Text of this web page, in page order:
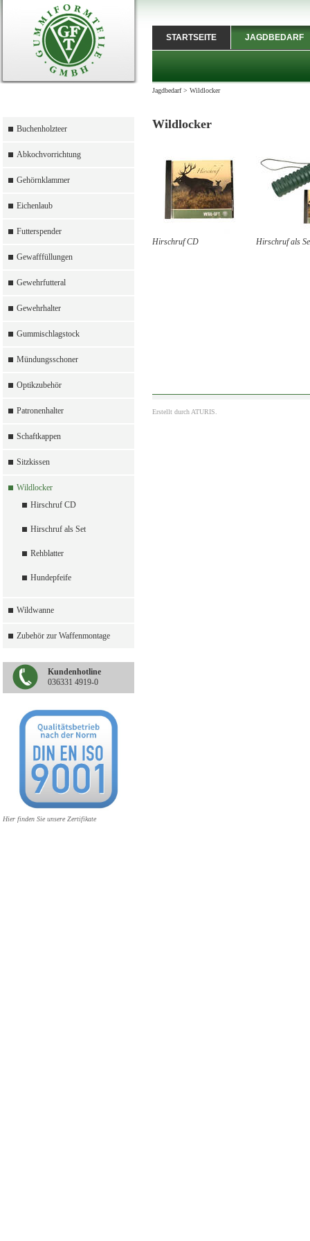
Buchenholzteer
Abkochvorrichtung
Gehörnklammer
Eichenlaub
Futterspender
Gewafffüllungen
Gewehrfutteral
Gewehrhalter
Gummischlagstock
Mündungsschoner
Optikzubehör
Patronenhalter
Schaftkappen
Sitzkissen
Wildlocker
Hirschruf CD
Hirschruf als Set
Rehblatter
Hundepfeife
Wildwanne
Zubehör zur Waffenmontage
Kundenhotline
036331 4919-0
Hier finden Sie unsere Zertifikate
STARTSEITE JAGDBEDARF
Jagdbedarf> Wildlocker
Wildlocker
Hirschruf CD Hirschruf als
Erstellt durch ATURIS.